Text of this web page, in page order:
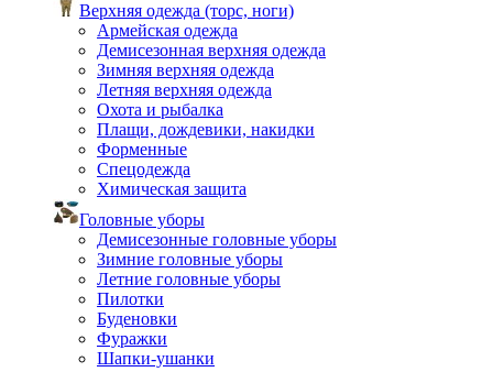
Верхняя одежда (торс, ноги)
Армейская одежда
Демисезонная верхняя одежда
Зимняя верхняя одежда
Летняя верхняя одежда
Охота и рыбалка
Плащи, дождевики, накидки
Форменные
Спецодежда
Химическая защита
Головные уборы
Демисезонные головные уборы
Зимние головные уборы
Летние головные уборы
Пилотки
Буденовки
Фуражки
Шапки-ушанки